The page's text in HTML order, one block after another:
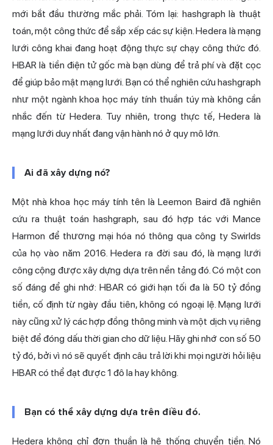
mới bắt đầu thường mắc phải. Tóm lại: hashgraph là thuật
toán, một công thức để sắp xếp các sự kiện. Hedera là mạng
lưới công khai đang hoạt động thực sự chạy công thức đó.
HBAR là tiền điện tử gốc mà bạn dùng để trả phí và đặt cọc
để giúp bảo mật mạng lưới. Bạn có thể nghiên cứu hashgraph
như một ngành khoa học máy tính thuần túy mà không cần
nhắc đến từ Hedera. Tuy nhiên, trong thực tế, Hedera là
mạng lưới duy nhất đang vận hành nó ở quy mô lớn.
Ai đã xây dựng nó?
Một nhà khoa học máy tính tên là Leemon Baird đã nghiên
cứu ra thuật toán hashgraph, sau đó hợp tác với Mance
Harmon để thương mại hóa nó thông qua công ty Swirlds
của họ vào năm 2016. Hedera ra đời sau đó, là mạng lưới
công cộng được xây dựng dựa trên nền tảng đó. Có một con
số đáng để ghi nhớ: HBAR có giới hạn tối đa là 50 tỷ đồng
tiền, cố định từ ngày đầu tiên, không có ngoại lệ. Mạng lưới
này cũng xử lý các hợp đồng thông minh và một dịch vụ riêng
biệt để đóng dấu thời gian cho dữ liệu. Hãy ghi nhớ con số 50
tỷ đó, bởi vì nó sẽ quyết định câu trả lời khi mọi người hỏi liệu
HBAR có thể đạt được 1 đô la hay không.
Bạn có thể xây dựng dựa trên điều đó.
Hedera không chỉ đơn thuần là hệ thống chuyển tiền. Nó